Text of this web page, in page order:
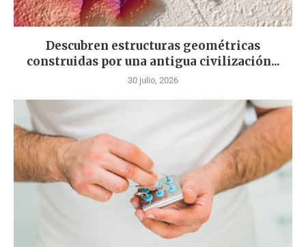
Descubren estructuras geométricas
construidas por una antigua civilización...
30 julio, 2026